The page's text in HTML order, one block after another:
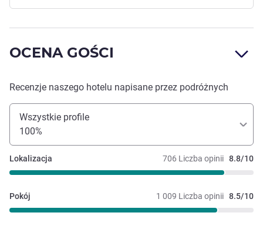
OCENA GOŚCI
Recenzje naszego hotelu napisane przez podróżnych
Wszystkie profile
100%
706 Liczba opinii 8.8/10
Lokalizacja
1 009 Liczba opinii 8.5/10
Pokój